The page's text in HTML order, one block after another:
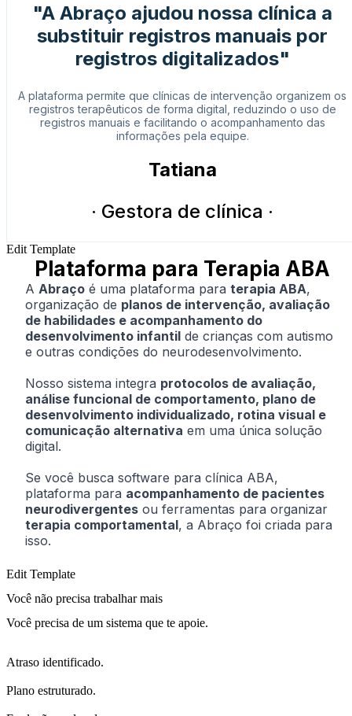
"A Abraço ajudou nossa clínica a
substituir registros manuais por
registros digitalizados"
A plataforma permite que clínicas de intervenção organizem os
registros terapêuticos de forma digital, reduzindo o uso de
registros manuais e facilitando o acompanhamento das
informações pela equipe.
Tatiana
· Gestora de clínica ·
Edit Template
Plataforma para Terapia ABA
A Abraço é uma plataforma para terapia ABA,
organização de planos de intervenção, avaliação
de habilidades e acompanhamento do
desenvolvimento infantil de crianças com autismo
e outras condições do neurodesenvolvimento.
Nosso sistema integra protocolos de avaliação,
análise funcional de comportamento, plano de
desenvolvimento individualizado, rotina visual e
comunicação alternativa em uma única solução
digital.
Se você busca software para clínica ABA,
plataforma para acompanhamento de pacientes
neurodivergentes ou ferramentas para organizar
terapia comportamental, a Abraço foi criada para
isso.
Edit Template
Você não precisa trabalhar mais
Você precisa de um sistema que te apoie.
Atraso identificado.
Plano estruturado.